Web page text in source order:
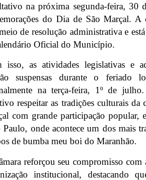
na próxima segunda-feira, 30
do Dia de São Marçal. A
de resolução administrativa e
Oficial do Município.
isso, as atividades legislativas e
suspensas durante o feriado
na terça-feira, 1º de
respeitar as tradições culturais da
com grande participação popular,
Paulo, onde acontece um dos mais
de bumba meu boi do Maranhão.
reforçou seu compromisso com
institucional, destacando